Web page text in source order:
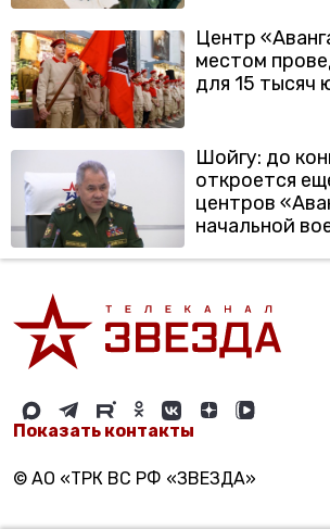
Центр
местом
для 15 тысяч
Шойгу: до
откроется
центров
начальной
Показать контакты
© АО «ТРК ВС РФ «ЗВЕЗДА»